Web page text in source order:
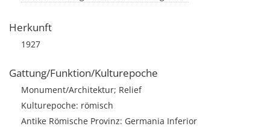
Herkunft
1927
Gattung/Funktion/Kulturepoche
Monument/Architektur; Relief
Kulturepoche: römisch
Antike Römische Provinz: Germania Inferior